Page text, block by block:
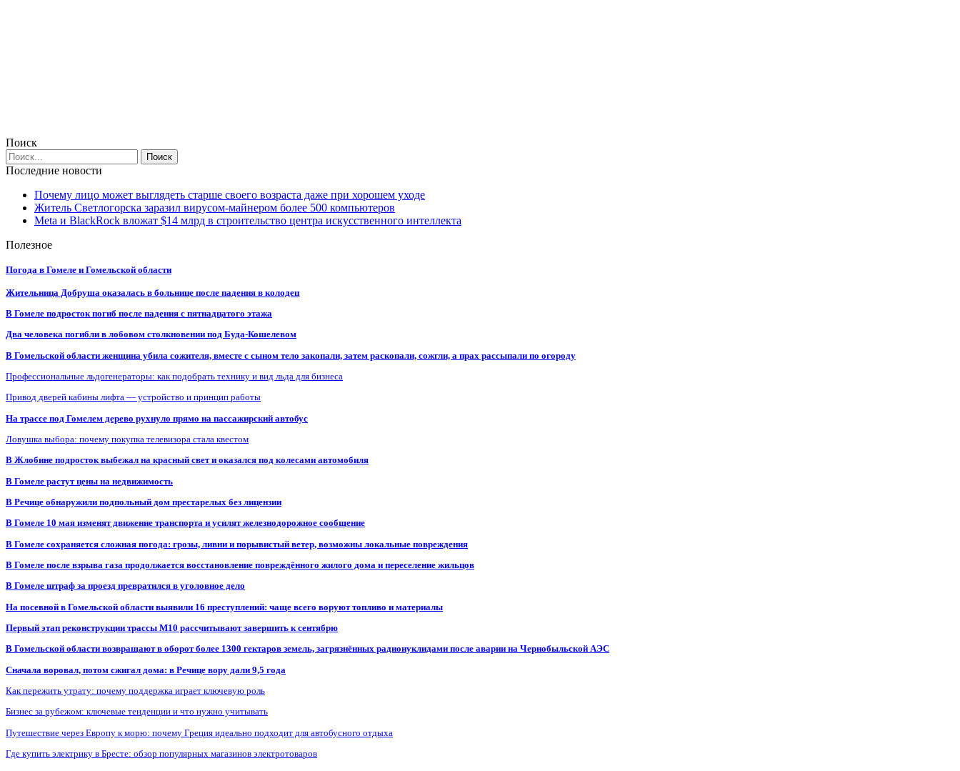
Поиск
Последние новости
Почему лицо может выглядеть старше своего возраста даже при хорошем уходе
Житель Светлогорска заразил вирусом-майнером более 500 компьютеров
Meta и BlackRock вложат $14 млрд в строительство центра искусственного интеллекта
Полезное
Погода в Гомеле и Гомельской области
Жительница Добруша оказалась в больнице после падения в колодец
В Гомеле подросток погиб после падения с пятнадцатого этажа
Два человека погибли в лобовом столкновении под Буда-Кошелевом
В Гомельской области женщина убила сожителя, вместе с сыном тело закопали, затем раскопали, сожгли, а прах рассыпали по огороду
Профессиональные льдогенераторы: как подобрать технику и вид льда для бизнеса
Привод дверей кабины лифта — устройство и принцип работы
На трассе под Гомелем дерево рухнуло прямо на пассажирский автобус
Ловушка выбора: почему покупка телевизора стала квестом
В Жлобине подросток выбежал на красный свет и оказался под колесами автомобиля
В Гомеле растут цены на недвижимость
В Речице обнаружили подпольный дом престарелых без лицензии
В Гомеле 10 мая изменят движение транспорта и усилят железнодорожное сообщение
В Гомеле сохраняется сложная погода: грозы, ливни и порывистый ветер, возможны локальные повреждения
В Гомеле после взрыва газа продолжается восстановление повреждённого жилого дома и переселение жильцов
В Гомеле штраф за проезд превратился в уголовное дело
На посевной в Гомельской области выявили 16 преступлений: чаще всего воруют топливо и материалы
Первый этап реконструкции трассы М10 рассчитывают завершить к сентябрю
В Гомельской области возвращают в оборот более 1300 гектаров земель, загрязнённых радионуклидами после аварии на Чернобыльской АЭС
Сначала воровал, потом сжигал дома: в Речице вору дали 9,5 года
Как пережить утрату: почему поддержка играет ключевую роль
Бизнес за рубежом: ключевые тенденции и что нужно учитывать
Путешествие через Европу к морю: почему Греция идеально подходит для автобусного отдыха
Где купить электрику в Бресте: обзор популярных магазинов электротоваров